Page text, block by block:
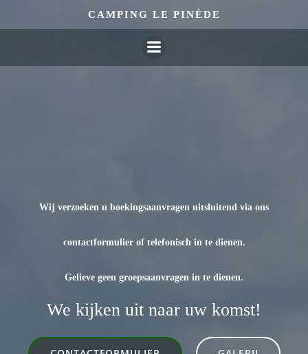
Overslaan
inhoud
CAMPING LE PINÈDE
Wij verzoeken u boekingsaanvragen uitsluitend via ons
contactformulier of telefonisch in te dienen.
Gelieve geen groepsaanvragen in te dienen.
We kijken uit naar uw komst!